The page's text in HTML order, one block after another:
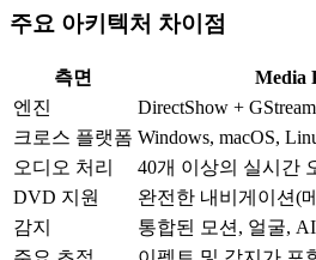
주요 아키텍처 차이점
측면 Media
엔진
DirectShow +
크로스 플랫폼 Windows, macOS,
오디오 처리
40개 이상의 실시간
DVD 지원
완전한 내비게이션(
감지
통합된 모션, 얼굴, AI